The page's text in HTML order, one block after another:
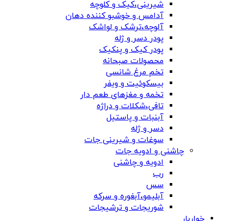
شیرینی،کیک و کلوچه
آدامس و خوشبو کننده دهان
آلوچه،ترشک و لواشک
پودر دسر و ژله
پودر کیک و پنکیک
محصولات صبحانه
تخم مرغ شانسی
بیسکوئیت و ویفر
تخمه و مغزهای طعم دار
تافی،شکلات و دراژه
آبنبات و پاستیل
دسر و ژله
سوغات و شیرینی جات
چاشنی و ادویه جات
ادویه و چاشنی
رب
سس
آبلیمو،آبغوره و سرکه
شوریجات و ترشیجات